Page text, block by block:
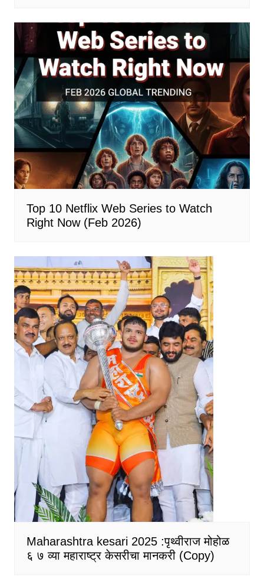
Top 10 Netflix Web Series to Watch
Right Now (Feb 2026)
Maharashtra kesari 2025 :पृथ्वीराज मोहोळ
६ ७ व्या महाराष्ट्र केसरीचा मानकरी (Copy)